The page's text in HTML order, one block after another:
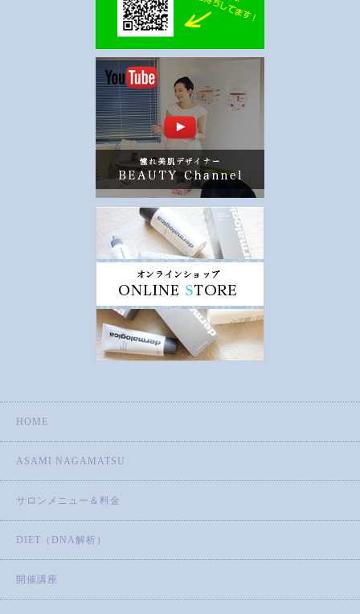
HOME
ASAMI NAGAMATSU
サロンメニュー＆料金
DIET（DNA解析）
開催講座